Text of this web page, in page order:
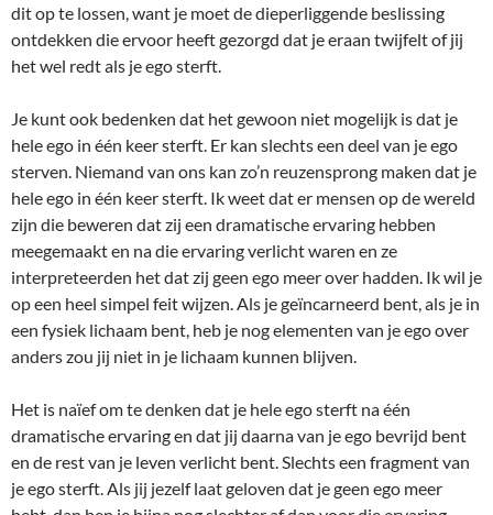
dit op te lossen, want je moet de dieperliggende beslissing
ontdekken die ervoor heeft gezorgd dat je eraan twijfelt of jij
het wel redt als je ego sterft.
Je kunt ook bedenken dat het gewoon niet mogelijk is dat je
hele ego in één keer sterft. Er kan slechts een deel van je ego
sterven. Niemand van ons kan zo’n reuzensprong maken dat je
hele ego in één keer sterft. Ik weet dat er mensen op de wereld
zijn die beweren dat zij een dramatische ervaring hebben
meegemaakt en na die ervaring verlicht waren en ze
interpreteerden het dat zij geen ego meer over hadden. Ik wil je
op een heel simpel feit wijzen. Als je geïncarneerd bent, als je in
een fysiek lichaam bent, heb je nog elementen van je ego over
anders zou jij niet in je lichaam kunnen blijven.
Het is naïef om te denken dat je hele ego sterft na één
dramatische ervaring en dat jij daarna van je ego bevrijd bent
en de rest van je leven verlicht bent. Slechts een fragment van
je ego sterft. Als jij jezelf laat geloven dat je geen ego meer